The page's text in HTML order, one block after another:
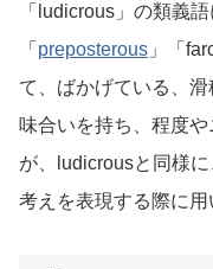
「ludicrous」の類義語
「 preposterous 」「
て、ばかげている、
味合いを持ち、程度
が、ludicrousと同様
考えを表現する際に用